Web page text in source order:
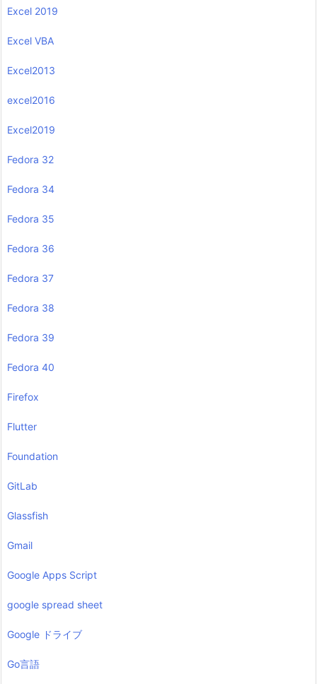
Excel 2019
Excel VBA
Excel2013
excel2016
Excel2019
Fedora 32
Fedora 34
Fedora 35
Fedora 36
Fedora 37
Fedora 38
Fedora 39
Fedora 40
Firefox
Flutter
Foundation
GitLab
Glassfish
Gmail
Google Apps Script
google spread sheet
Google ドライブ
Go言語